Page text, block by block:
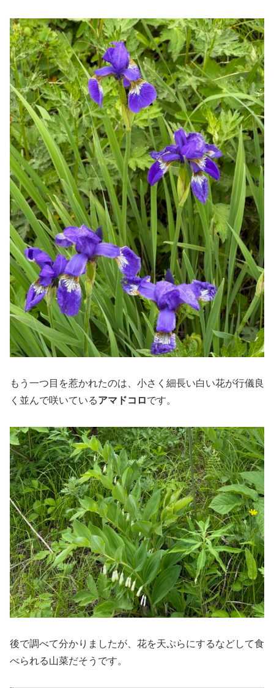
もう一つ目を惹かれたのは、小さく細長い白い花が行儀良
く並んで咲いているアマドコロです。
後で調べて分かりましたが、花を天ぷらにするなどして食
べられる山菜だそうです。